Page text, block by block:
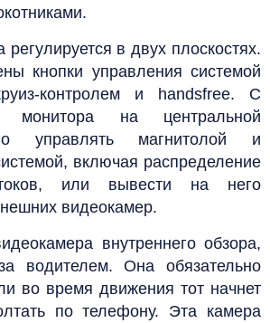
регулируется в двух плоскостях.
кнопки управления системой
контролем и handsfree. С
монитора на центральной
управлять магнитолой и
включая распределение
или вывести на него
видеокамер.
внутреннего обзора,
водителем. Она обязательно
во время движения тот начнет
по телефону. Эта камера